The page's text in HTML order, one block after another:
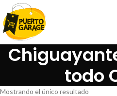
todo
Mostrando el único resultado